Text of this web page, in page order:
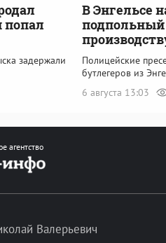
попал
задержали
В Энгельсе
подпольный
Полицейские
бутлегеров из
6 августа 13:03
агентство
Валерьевич